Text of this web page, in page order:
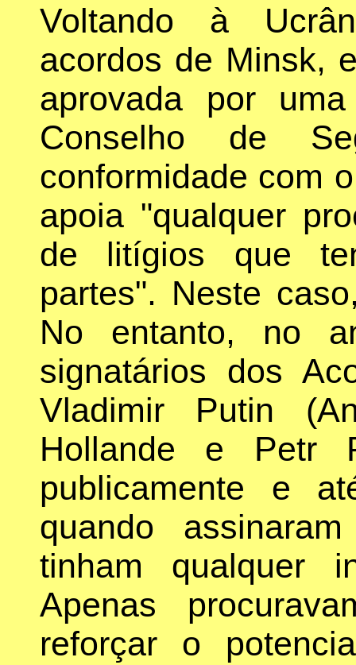
Voltando à
acordos de Minsk,
aprovada por
Conselho de
conformidade com
apoia "qualquer
de litígios que
partes". Neste
No entanto, no
signatários dos
Vladimir Putin
Hollande e Petr
publicamente e
quando
tinham qualquer
Apenas
reforçar o